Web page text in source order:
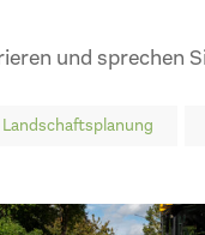
und sprechen
Landschaftsplanung